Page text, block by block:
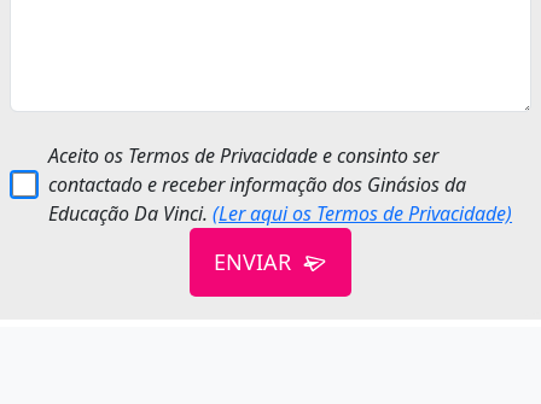
Aceito os Termos de Privacidade e consinto ser
contactado e receber informação dos Ginásios da
Educação Da Vinci.(Ler aqui os Termos de Privacidade)
ENVIAR